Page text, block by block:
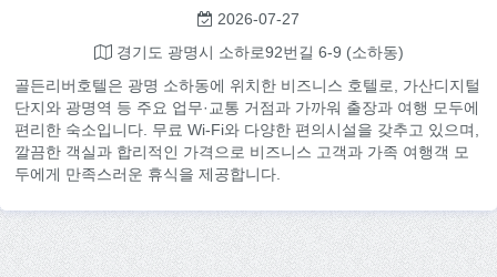
2026-07-27
경기도 광명시 소하로92번길 6-9 (소하동)
골든리버호텔은 광명 소하동에 위치한 비즈니스 호텔로, 가산디지털
단지와 광명역 등 주요 업무·교통 거점과 가까워 출장과 여행 모두에
편리한 숙소입니다. 무료 Wi-Fi와 다양한 편의시설을 갖추고 있으며,
깔끔한 객실과 합리적인 가격으로 비즈니스 고객과 가족 여행객 모
두에게 만족스러운 휴식을 제공합니다.